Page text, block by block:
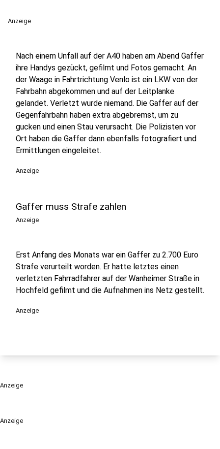
Anzeige
Anzeige
Nach einem Unfall auf der A40 haben am Abend Gaffer
ihre Handys gezückt, gefilmt und Fotos gemacht. An
der Waage in Fahrtrichtung Venlo ist ein LKW von der
Fahrbahn abgekommen und auf der Leitplanke
gelandet. Verletzt wurde niemand. Die Gaffer auf der
Gegenfahrbahn haben extra abgebremst, um zu
gucken und einen Stau verursacht. Die Polizisten vor
Ort haben die Gaffer dann ebenfalls fotografiert und
Ermittlungen eingeleitet.
Anzeige
Gaffer muss Strafe zahlen
Anzeige
Erst Anfang des Monats war ein Gaffer zu 2.700 Euro
Strafe verurteilt worden. Er hatte letztes einen
verletzten Fahrradfahrer auf der Wanheimer Straße in
Hochfeld gefilmt und die Aufnahmen ins Netz gestellt.
Anzeige
Anzeige